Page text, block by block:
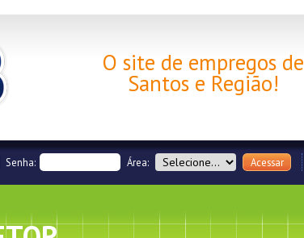
O site de empregos de
Santos e Região!
Senha: Área: Acessar